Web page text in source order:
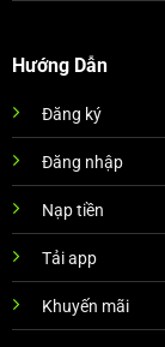
Hướng Dẫn
Đăng ký
Đăng nhập
Nạp tiền
Tải app
Khuyến mãi